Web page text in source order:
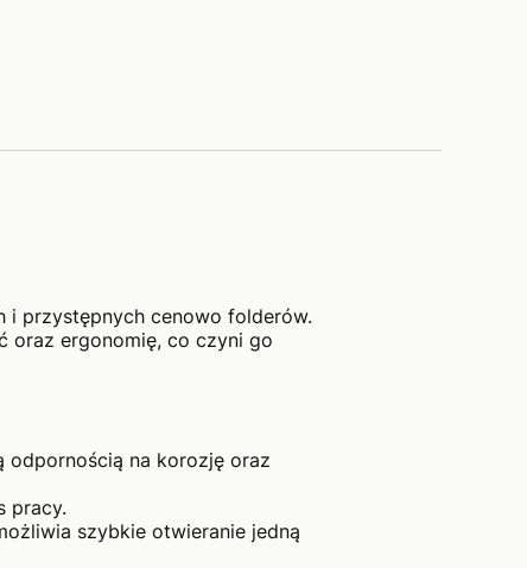
i przystępnych cenowo folderów.
oraz ergonomię, co czyni go
odpornością na korozję oraz
pracy.
szybkie otwieranie jedną